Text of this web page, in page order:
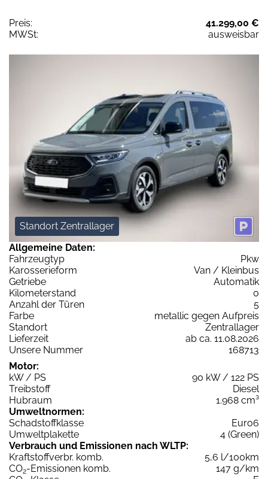
Preis:
41.299,00 €
MWSt:
ausweisbar
Standort Zentrallager
Allgemeine Daten:
Fahrzeugtyp
Pkw
Karosserieform
Van / Kleinbus
Getriebe
Automatik
Kilometerstand
0
Anzahl der Türen
5
Farbe
metallic gegen Aufpreis
Standort
Zentrallager
Lieferzeit
ab ca. 11.08.2026
Unsere Nummer
168713
Motor:
kW / PS
90 kW / 122 PS
Treibstoff
Diesel
Hubraum
1.968 cm³
Umweltnormen:
Schadstoffklasse
Euro6
Umweltplakette
4 (Green)
Verbrauch und Emissionen nach WLTP:
Kraftstoffverbr. komb.
5,6 l/100km
CO2-Emissionen komb.
147 g/km